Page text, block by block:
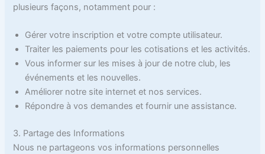
plusieurs façons, notamment pour :
Gérer votre inscription et votre compte utilisateur.
Traiter les paiements pour les cotisations et les activités.
Vous informer sur les mises à jour de notre club, les
événements et les nouvelles.
Améliorer notre site internet et nos services.
Répondre à vos demandes et fournir une assistance.
3. Partage des Informations
Nous ne partageons vos informations personnelles